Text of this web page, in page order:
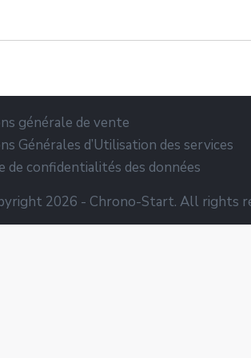
générale de vente
Générales d’Utilisation des services
de confidentialités des données
2026 - Chrono-Start. All rights